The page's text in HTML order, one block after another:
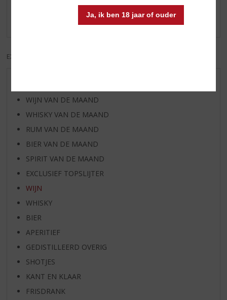
Ja, ik ben 18 jaar of ouder
Schrijf een review
Er zijn nog geen reviews geplaatst voor dit product
EXCL. BTW
WIJN VAN DE MAAND
WHISKY VAN DE MAAND
RUM VAN DE MAAND
BIER VAN DE MAAND
SPIRIT VAN DE MAAND
EXCLUSIEF TOPSLIJTER
WIJN
WHISKY
BIER
APERITIEF
GEDISTILLEERD OVERIG
SHOTJES
KANT EN KLAAR
FRISDRANK